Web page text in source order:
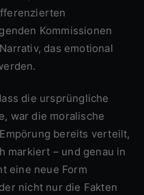
Kommissionen
das emotional
war die moralische
bereits verteilt,
markiert – und genau in
eine neue Form
nicht nur die Fakten